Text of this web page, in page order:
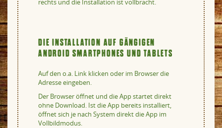
rechts und die Installation ist vollbracht.
DIE INSTALLATION AUF GÄNGIGEN
ANDROID SMARTPHONES UND TABLETS
Auf den o.a. Link klicken oder im Browser die
Adresse eingeben.
Der Browser öffnet und die App startet direkt
ohne Download. Ist die App bereits installiert,
öffnet sich je nach System direkt die App im
Vollbildmodus.